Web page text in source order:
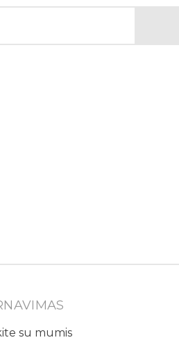
su mumis